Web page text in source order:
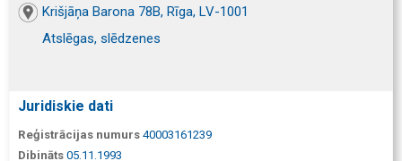
Krišjāņa Barona 78B, Rīga, LV-1001
Atslēgas, slēdzenes
Juridiskie dati
Reģistrācijas numurs 40003161239
Dibināts 05.11.1993